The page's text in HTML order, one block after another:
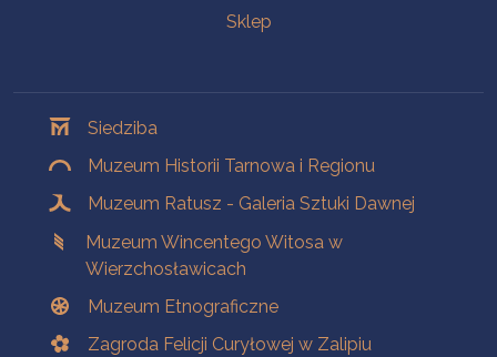
Sklep
Siedziba
Muzeum Historii Tarnowa i Regionu
Muzeum Ratusz - Galeria Sztuki Dawnej
Muzeum Wincentego Witosa w
Wierzchosławicach
Muzeum Etnograficzne
Zagroda Felicji Curyłowej w Zalipiu